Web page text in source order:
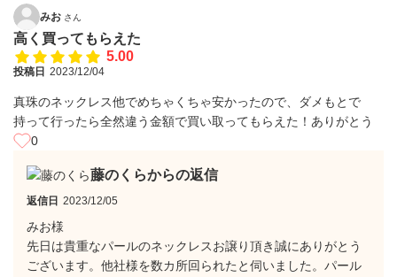
みお さん
高く買ってもらえた
5.00
投稿日 2023/12/04
真珠のネックレス他でめちゃくちゃ安かったので、ダメもとで
持って行ったら全然違う金額で買い取ってもらえた！ありがとう
0
藤のくらからの返信
返信日 2023/12/05
みお様
先日は貴重なパールのネックレスお譲り頂き誠にありがとう
ございます。他社様を数カ所回られたと伺いました。パール